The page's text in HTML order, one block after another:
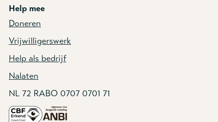
Help mee
Doneren
Vrijwilligerswerk
Help als bedrijf
Nalaten
NL 72 RABO 0707 0701 71